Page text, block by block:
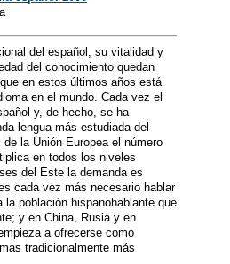
del español, su vitalidad y
del conocimiento quedan
en estos últimos años está
en el mundo. Cada vez el
y, de hecho, se ha
lengua más estudiada del
la Unión Europea el número
en todos los niveles
del Este la demanda es
cada vez más necesario hablar
la población hispanohablante que
y en China, Rusia y en
a ofrecerse como
tradicionalmente más